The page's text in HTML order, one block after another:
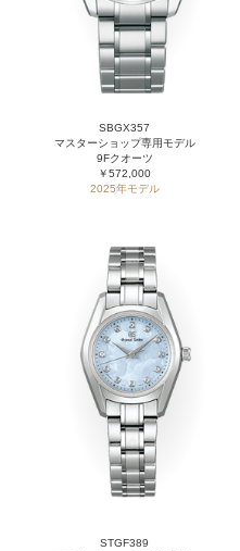
SBGX357
マスターショップ専用モデル
9Fクオーツ
￥572,000
2025年モデル
STGF389